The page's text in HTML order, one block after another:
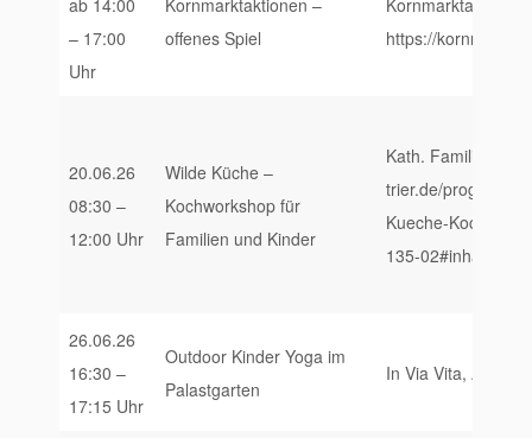
ab 14:00
– 17:00
Uhr
Kornmarktaktionen –
offenes Spiel
https://
20.06.26
08:30 –
12:00 Uhr
Wilde Küche –
Kochworkshop für
Familien und Kinder
Kath.
trier.de/
Kueche-
135-02#inhalt
26.06.26
16:30 –
17:15 Uhr
Outdoor Kinder Yoga im
Palastgarten
In Via Vita,